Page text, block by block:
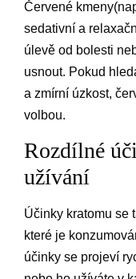
Červené
sedativní a
úlevě od bolesti
usnout. Pokud
a zmírní úzkost,
volbou.
Rozdílné
užívání
Účinky kratomu se
které je
účinky se projeví